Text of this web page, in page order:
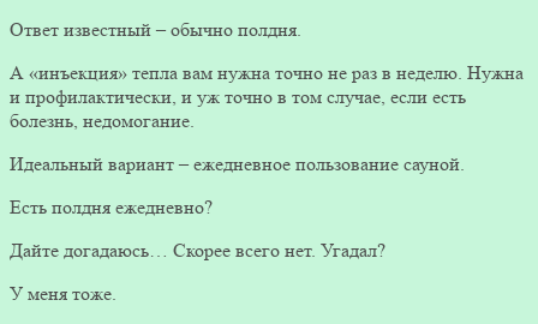
Ответ известный – обычно полдня.
А «инъекция» тепла вам нужна точно не раз в неделю. Нужна
и профилактически, и уж точно в том случае, если есть
болезнь, недомогание.
Идеальный вариант – ежедневное пользование сауной.
Есть полдня ежедневно?
Дайте догадаюсь… Скорее всего нет. Угадал?
У меня тоже.